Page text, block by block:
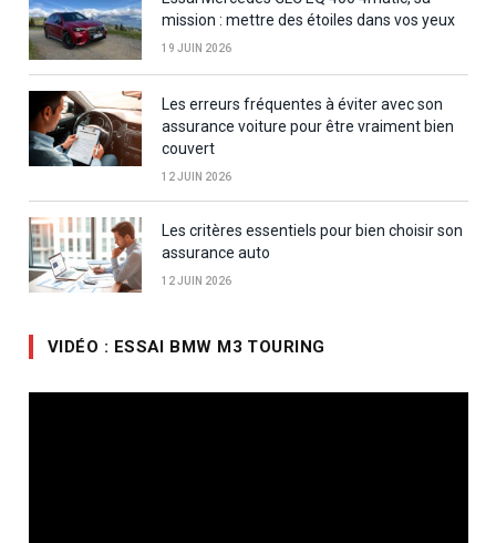
mission : mettre des étoiles dans vos yeux
19 JUIN 2026
Les erreurs fréquentes à éviter avec son
assurance voiture pour être vraiment bien
couvert
12 JUIN 2026
Les critères essentiels pour bien choisir son
assurance auto
12 JUIN 2026
VIDÉO : ESSAI BMW M3 TOURING